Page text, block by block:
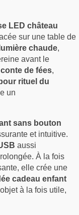
LED château
sur une table de
lumière chaude,
avant le
de fées,
rituel du
un
sans bouton
et intuitive.
aussi
À la fois
elle crée une
cadeau enfant
objet à la fois utile,